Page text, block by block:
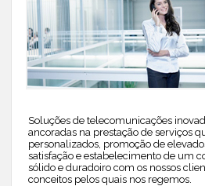
Soluções de telecomunicações
ancoradas na prestação de serviços
personalizados, promoção de
satisfação e estabelecimento de um
sólido e duradoiro com os nossos
conceitos pelos quais nos regemos.